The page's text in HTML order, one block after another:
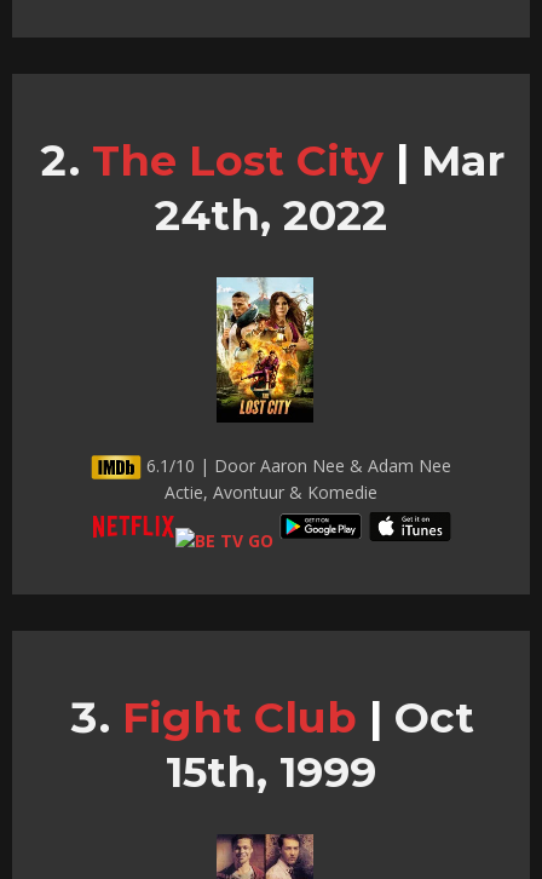
The Lost City | Mar
24th, 2022
6.1/10 | Door Aaron Nee & Adam Nee
Actie, Avontuur & Komedie
Fight Club | Oct
15th, 1999